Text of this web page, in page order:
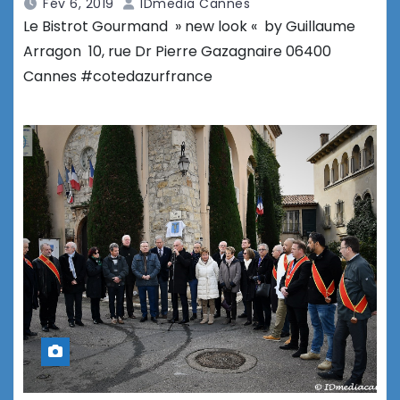
Fév 6, 2019 IDmedia Cannes
Le Bistrot Gourmand » new look « by Guillaume
Arragon 10, rue Dr Pierre Gazagnaire 06400
Cannes #cotedazurfrance